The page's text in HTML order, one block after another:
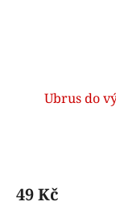
Ubrus do
49 Kč